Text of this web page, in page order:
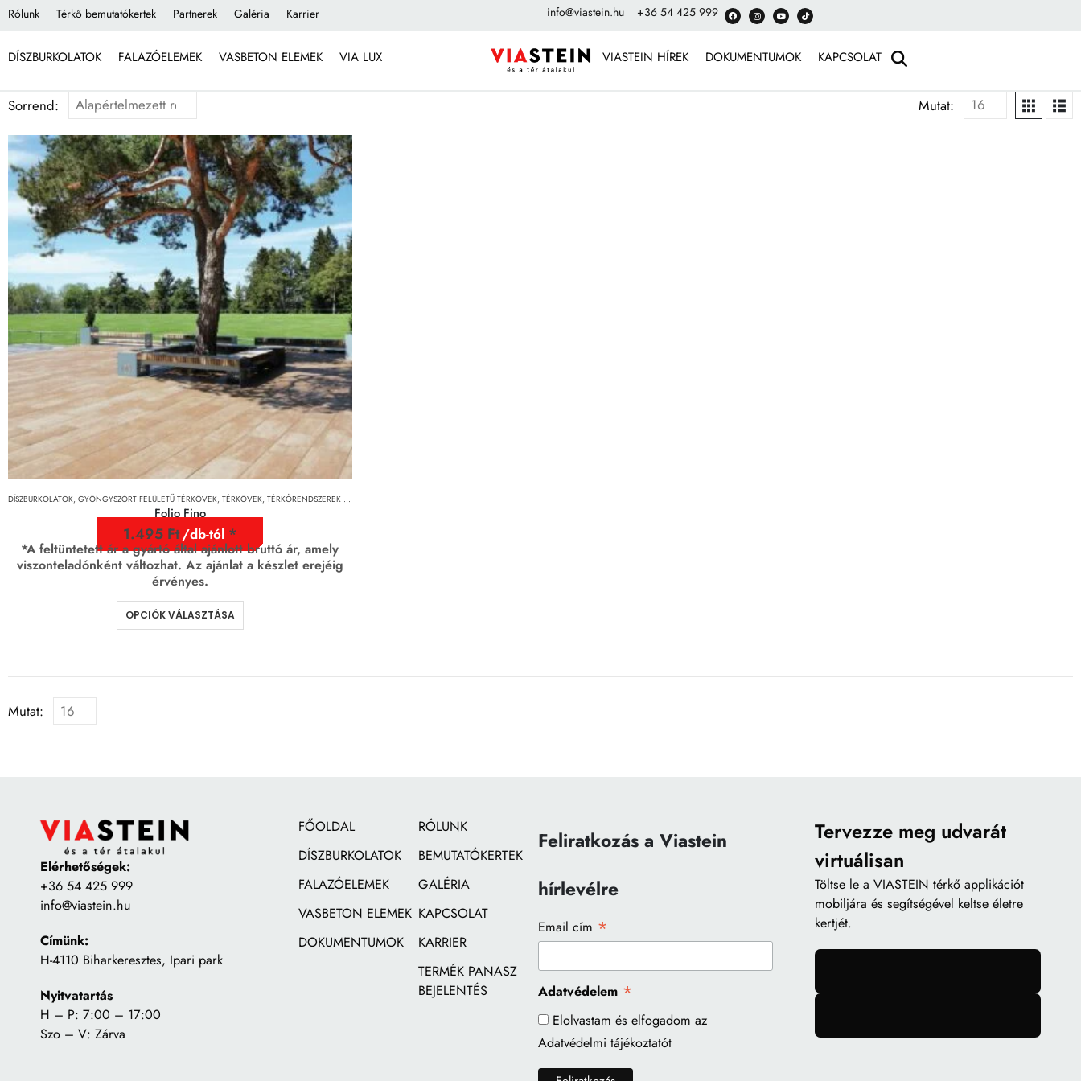
Rólunk Térkő bemutatókertek Partnerek Galéria Karrier info@viastein.hu +36 54 425 999
DÍSZBURKOLATOK FALAZÓELEMEK VASBETON ELEMEK VIA LUX VIASTEIN HÍREK DOKUMENTUMOK KAPCSOLAT
Sorrend: Mutat:
DÍSZBURKOLATOK, GYÖNGYSZÓRT FELÜLETŰ TÉRKÖVEK, TÉRKÖVEK, TÉRKŐRENDSZEREK ÉS LAPOK
Folio Fino
1.495 Ft/db-tól
*A feltüntetett ár a gyártó által ajánlott bruttó ár, amely
viszonteladónként változhat. Az ajánlat a készlet erejéig
érvényes.
OPCIÓK VÁLASZTÁSA
Mutat:
Elérhetőségek:
+36 54 425 999
info@viastein.hu
Címünk:
H-4110 Biharkeresztes, Ipari park
Nyitvatartás
H – P: 7:00 – 17:00
Szo – V: Zárva
FŐOLDAL
DÍSZBURKOLATOK
FALAZÓELEMEK
VASBETON ELEMEK
DOKUMENTUMOK
RÓLUNK
BEMUTATÓKERTEK
GALÉRIA
KAPCSOLAT
KARRIER
TERMÉK PANASZ
BEJELENTÉS
Feliratkozás a Viastein
hírlevélre
Email cím *
Adatvédelem *
Elolvastam és elfogadom az
Adatvédelmi tájékoztatót
Tervezze meg udvarát
virtuálisan
Töltse le a VIASTEIN térkő applikációt
mobiljára és segítségével keltse életre
kertjét.